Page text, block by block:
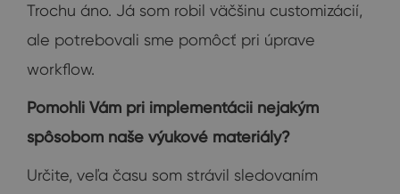
Trochu áno. Já som robil väčšinu customizácií,
ale potrebovali sme pomôcť pri úprave
workflow.
Pomohli Vám pri implementácii nejakým
spôsobom naše výukové materiály?
Určite, veľa času som strávil sledovaním